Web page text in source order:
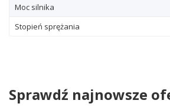
Moc silnika
Stopień sprężania
Sprawdź najnowsze